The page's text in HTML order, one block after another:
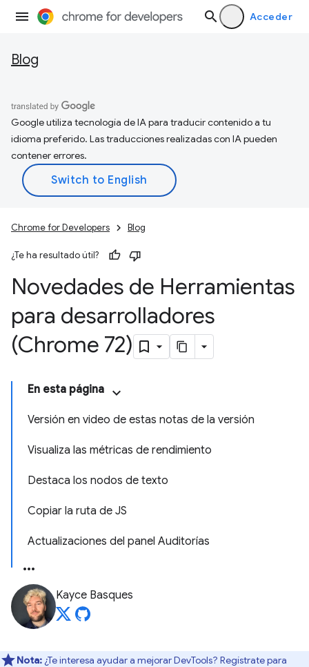
Acceder
Blog
Google utiliza tecnología de IA para traducir contenido a tu
idioma preferido. Las traducciones realizadas con IA pueden
contener errores.
Chrome for Developers Blog
¿Te ha resultado útil?
Novedades de Herramientas
para desarrolladores
(Chrome 72)
En esta página
Versión en video de estas notas de la versión
Visualiza las métricas de rendimiento
Destaca los nodos de texto
Copiar la ruta de JS
Actualizaciones del panel Auditorías
Kayce Basques
Nota: ¿Te interesa ayudar a mejorar DevTools? Regístrate para